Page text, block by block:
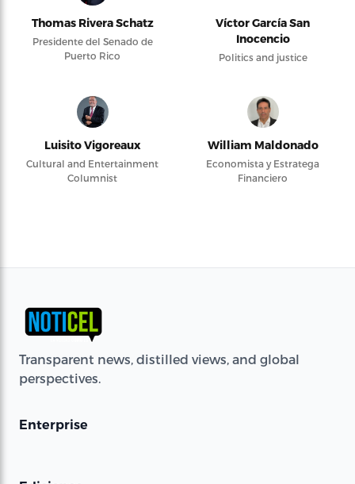
Thomas Rivera Schatz
Presidente del Senado de
Puerto Rico
Víctor García San
Inocencio
Politics and justice
Luisito Vigoreaux
Cultural and Entertainment
Columnist
William Maldonado
Economista y Estratega
Financiero
Transparent news, distilled views, and global
perspectives.
Enterprise